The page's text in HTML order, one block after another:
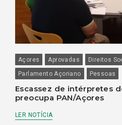
Açores Aprovadas Direitos
Parlamento Açoriano
Pessoas
Escassez de intérpretes
preocupa PAN/Açores
LER NOTÍCIA